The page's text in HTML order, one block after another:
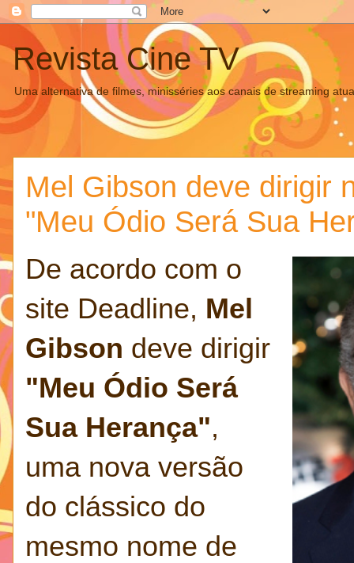
Revista Cine TV
Uma alternativa de filmes, minisséries aos canais de streaming
Mel Gibson deve dirigir
"Meu Ódio Será Sua
De acordo com o
site Deadline, Mel
Gibson deve dirigir
"Meu Ódio Será
Sua Herança",
uma nova versão
do clássico do
mesmo nome de